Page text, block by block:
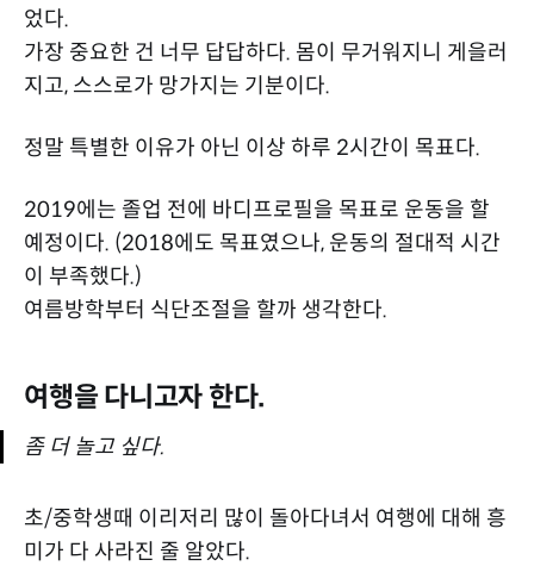
었다.
가장 중요한 건 너무 답답하다. 몸이 무거워지니 게을러
지고, 스스로가 망가지는 기분이다.
정말 특별한 이유가 아닌 이상 하루 2시간이 목표다.
2019에는 졸업 전에 바디프로필을 목표로 운동을 할
예정이다. (2018에도 목표였으나, 운동의 절대적 시간
이 부족했다.)
여름방학부터 식단조절을 할까 생각한다.
여행을 다니고자 한다.
좀 더 놀고 싶다.
초/중학생때 이리저리 많이 돌아다녀서 여행에 대해 흥
미가 다 사라진 줄 알았다.